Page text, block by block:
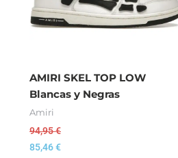
AMIRI SKEL TOP LOW
Blancas y Negras
Amiri
94,95€
85,46€